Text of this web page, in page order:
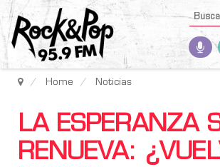
Home Noticias
LA ESPERANZA
RENUEVA: